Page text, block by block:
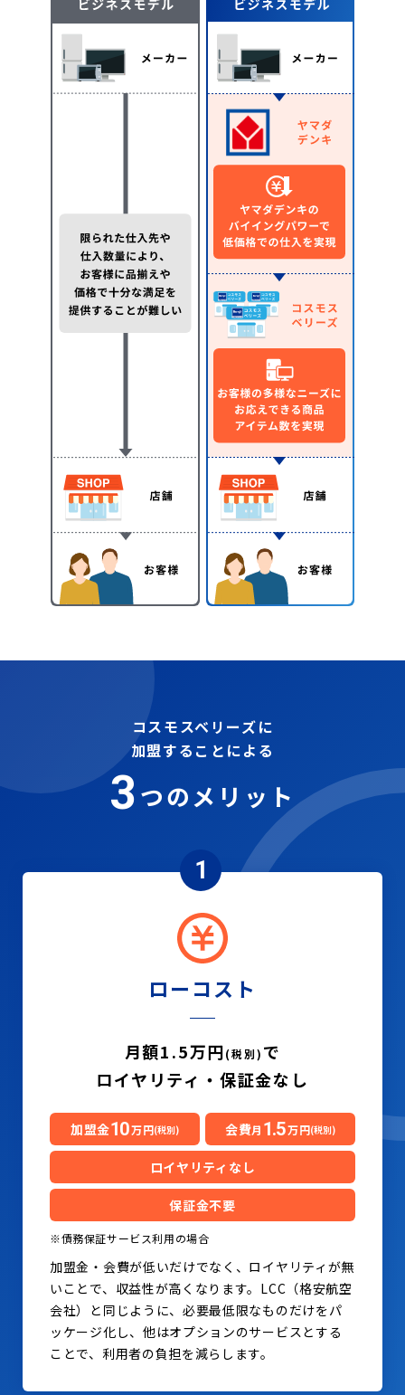
コスモスベリーズに
加盟することによる
3つのメリット
1
ローコスト
月額1.5万円(税別) で
ロイヤリティ・保証金なし
加盟金10万円(税別) 会費月 1.5万円(税別)
ロイヤリティなし
保証金不要
※債務保証サービス利用の場合
加盟金・会費が低いだけでなく、ロイヤリティが無
いことで、収益性が高くなります。LCC（格安航空
会社）と同じように、必要最低限なものだけをパ
ッケージ化し、他はオプションのサービスとする
ことで、利用者の負担を減らします。